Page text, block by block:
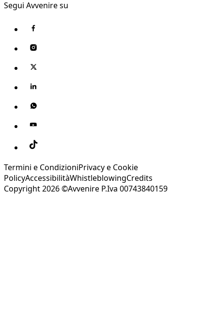
Segui Avvenire su
Termini e CondizioniPrivacy e Cookie
PolicyAccessibilitàWhistleblowingCredits
Copyright 2026 ©Avvenire P.Iva 00743840159